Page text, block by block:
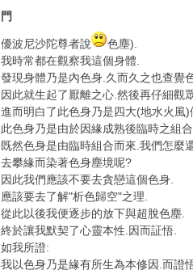
門
優波尼沙陀尊者說
色塵).
我時常都在觀察我這個身體.
發現身體乃是內色身.久而久之也查覺
因此就生起了厭離之心.然後再仔細觀
進而明白了此色身乃是四大(地水火風)
此色身乃是由於因緣成熟後臨時之組合
既然色身是由臨時組合而來.我們怎麼
去攀緣而染著色身塵境呢?
因此我們應該不要去貪戀這個色身.
應該要去了解"析色歸空"之理.
從此以後我便逐步的放下與超脫色塵.
終於讓我默契了心靈本性.因而証悟.
如我所證:
我以色身乃是緣有所生為本修因.而證